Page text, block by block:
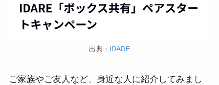
出典： IDARE
ご家族やご友人など、身近な人に紹介してみまし